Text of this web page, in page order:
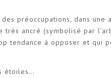
préoccupations, dans une
très ancré (symbolisé par
tendance à opposer et qui
étoiles…